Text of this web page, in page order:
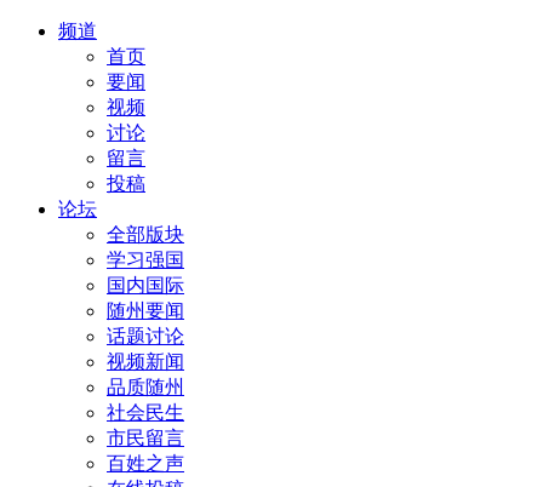
频道
首页
要闻
视频
讨论
留言
投稿
论坛
全部版块
学习强国
国内国际
随州要闻
话题讨论
视频新闻
品质随州
社会民生
市民留言
百姓之声